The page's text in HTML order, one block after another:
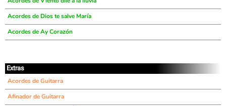
Acordes de Dios te salve María
Acordes de Ay Corazón
Extras
Acordes de Guitarra
Afinador de Guitarra